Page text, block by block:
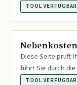
TOOL VERFÜGBAR
Diese Seite prüft
führt Sie durch
TOOL VERFÜGBAR